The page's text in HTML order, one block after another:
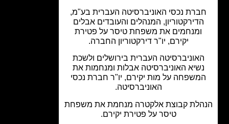
נכסי האוניברסיטה העברית בע"מ,
המנהלים והעובדים אבלים
ומנחמים את משפחת טיסר על פטירת
יקירם, יו"ר דירקטוריון החברה.
העברית בירושלים ולשכת
האוניברסיטה אבלות ומנחמות את
על מות יקירם, יו"ר חברת נכסי
האוניברסיטה.
קבוצת אלקטרה מנחמת את משפחת
טיסר על פטירת יקירם.